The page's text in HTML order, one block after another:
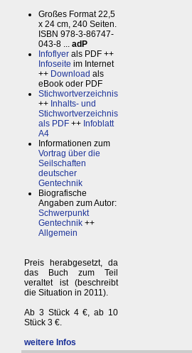
Großes Format 22,5
x 24 cm, 240 Seiten.
ISBN 978-3-86747-
043-8 ... adP
Infoflyer als PDF ++
Infoseite im Internet
++ Download als
eBook oder PDF
Stichwortverzeichnis
++ Inhalts- und
Stichwortverzeichnis
als PDF ++ Infoblatt
A4
Informationen zum
Vortrag über die
Seilschaften
deutscher
Gentechnik
Biografische
Angaben zum Autor:
Schwerpunkt
Gentechnik ++
Allgemein
Preis herabgesetzt, da
das Buch zum Teil
veraltet ist (beschreibt
die Situation in 2011).
Ab 3 Stück 4 €, ab 10
Stück 3 €.
weitere Infos